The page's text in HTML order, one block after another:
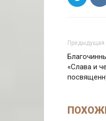
Предыдущая
«Слава и